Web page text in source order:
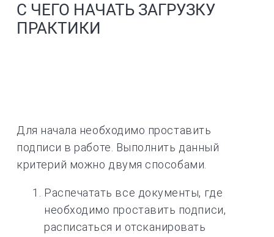
С ЧЕГО НАЧАТЬ ЗАГРУЗКУ
ПРАКТИКИ
Для начала необходимо проставить
подписи в работе. Выполнить данный
критерий можно двумя способами.
Распечатать все документы, где
необходимо проставить подписи,
расписаться и отсканировать